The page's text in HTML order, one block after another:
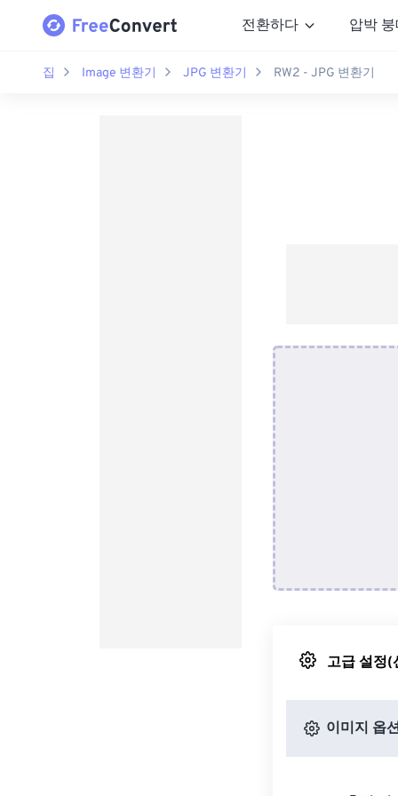
전환하다 압박 붕
집 Image 변환기 JPG 변환기 RW2 - JPG 변환기
고급 설정(
이미지 옵